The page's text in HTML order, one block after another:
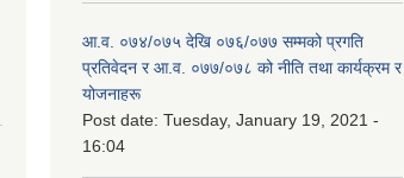
आ.व. ०७४/०७५ देखि ०७६/०७७ सम्मको प्रगति
प्रतिवेदन र आ.व. ०७७/०७८ को नीति तथा कार्यक्रम र
योजनाहरू
Post date: Tuesday, January 19, 2021 -
16:04